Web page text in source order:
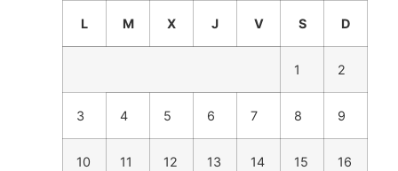
L M X J V S D
1 2
3 4 5 6 7 8 9
10 11 12 13 14 15 16